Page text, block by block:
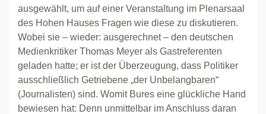
ausgewählt, um auf einer Veranstaltung im Plenarsaal
des Hohen Hauses Fragen wie diese zu diskutieren.
Wobei sie – wieder: ausgerechnet – den deutschen
Medienkritiker Thomas Meyer als Gastreferenten
geladen hatte; er ist der Überzeugung, dass Politiker
ausschließlich Getriebene „der Unbelangbaren“
(Journalisten) sind. Womit Bures eine glückliche Hand
bewiesen hat: Denn unmittelbar im Anschluss daran